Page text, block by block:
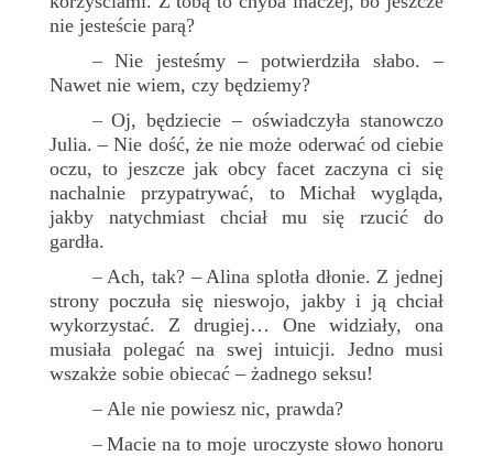
nie jesteście parą?
– Nie jesteśmy – potwierdziła słabo. –
Nawet nie wiem, czy będziemy?
–Oj, będziecie – oświadczyła stanowczo
Julia. – Nie dość, że nie może oderwać od ciebie
oczu, to jeszcze jak obcy facet zaczyna ci się
nachalnie przypatrywać, to Michał wygląda,
jakby natychmiast chciał mu się rzucić do
gardła.
–Ach, tak? – Alina splotła dłonie. Z jednej
strony poczuła się nieswojo, jakby i ją chciał
wykorzystać. Z drugiej… One widziały, ona
musiała polegać na swej intuicji. Jedno musi
wszakże sobie obiecać – żadnego seksu!
– Ale nie powiesz nic, prawda?
– Macie na to moje uroczyste słowo honoru